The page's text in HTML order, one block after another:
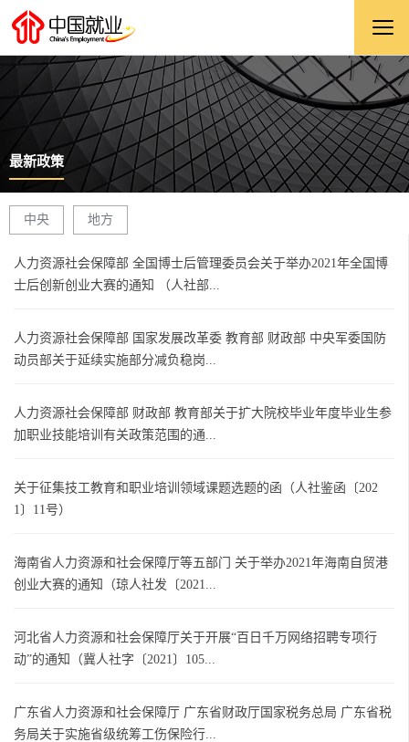
最新政策
中央 地方
人力资源社会保障部 全国博士后管理委员会关于举办2021年全国博
士后创新创业大赛的通知 （人社部...
人力资源社会保障部 国家发展改革委 教育部 财政部 中央军委国防
动员部关于延续实施部分减负稳岗...
人力资源社会保障部 财政部 教育部关于扩大院校毕业年度毕业生参
加职业技能培训有关政策范围的通...
关于征集技工教育和职业培训领域课题选题的函（人社鉴函〔202
1〕11号）
海南省人力资源和社会保障厅等五部门 关于举办2021年海南自贸港
创业大赛的通知（琼人社发〔2021...
河北省人力资源和社会保障厅关于开展“百日千万网络招聘专项行
动”的通知（冀人社字〔2021〕105...
广东省人力资源和社会保障厅 广东省财政厅国家税务总局 广东省税
务局关于实施省级统筹工伤保险行...